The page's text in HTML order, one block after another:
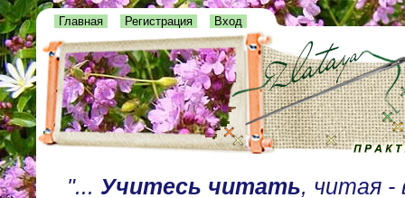
Главная Регистрация Вход
"... Учитесь читать, читая -